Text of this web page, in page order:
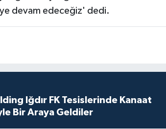
devam edeceğiz' dedi.
Iğdır FK Tesislerinde Kanaat
Bir Araya Geldiler